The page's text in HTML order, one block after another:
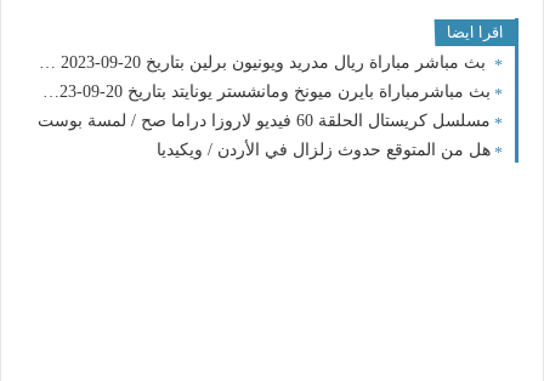
اقرا ايضا
بث مباشر مباراة ريال مدريد ويونيون برلين بتاريخ 20-09-2023 دوري أبطال أوروبا
بث مباشرمباراة بايرن ميونخ ومانشستر يونايتد بتاريخ 20-09-2023 دوري أبطال أوروبا
مسلسل كريستال الحلقة 60 فيديو لاروزا دراما صح / لمسة بوست
هل من المتوقع حدوث زلزال في الأردن / ويكيديا